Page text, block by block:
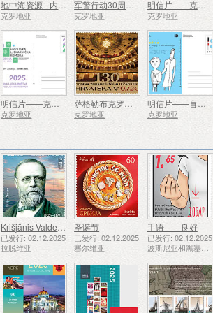
地中海资源 - 内雷特瓦三角洲（C）
克罗地亚
军警行动30周年闪光与风暴（C）
克罗地亚
明信片——克罗地亚军事传统
克罗地亚
明信片——克罗地亚药学年
克罗地亚
萨格勒布克罗地亚国家剧院 130 周年（C）
克罗地亚
明信片——盲人教育中心 130 周年 Vinko Bek
克罗地亚
Krišjānis Valdemārs
已发行: 02.12.2025
拉脱维亚
圣诞节
已发行: 02.12.2025
塞尔维亚
手语——良好
已发行: 02.12.2025
波斯尼亚和黑塞哥维那 - 斯普斯卡共和国